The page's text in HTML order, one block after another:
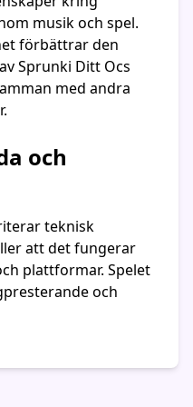
musik och spel.
förbättrar den
Sprunki Ditt Ocs
med andra
och
teknisk
att det fungerar
plattformar. Spelet
och